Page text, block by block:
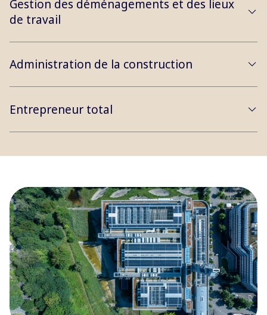
Gestion des déménagements et des lieux
de travail
Administration de la construction
Entrepreneur total